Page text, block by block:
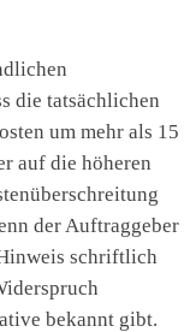
die tatsächlichen
um mehr als 15
auf die höheren
der Auftraggeber
schriftlich
bekannt gibt.